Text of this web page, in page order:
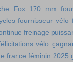
Fox 170 mm
fournisseur vélo
freinage
vélo
france féminin 2025